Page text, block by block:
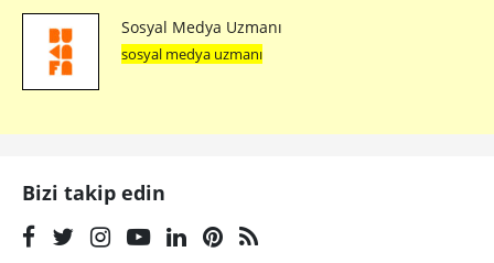
Sosyal Medya Uzmanı
sosyal medya uzmanı
Bizi takip edin